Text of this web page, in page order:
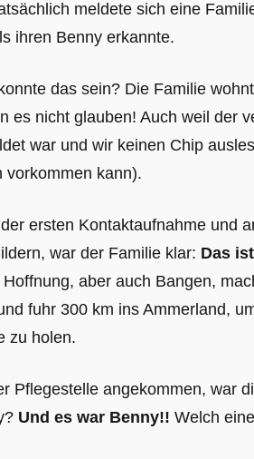
meldete sich eine
ihren Benny erkannte.
das sein? Die Familie
es nicht glauben! Auch weil der
war und wir keinen Chip
vorkommen kann).
ersten Kontaktaufnahme und
war der Familie klar: Das
Hoffnung, aber auch Bangen,
fuhr 300 km ins Ammerland,
zu holen.
Pflegestelle angekommen, war
Und es war Benny!! Welch